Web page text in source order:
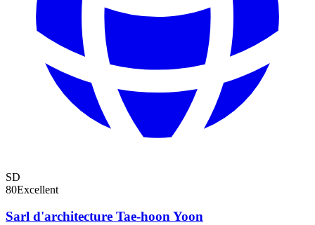
SD
80Excellent
Sarl d'architecture Tae-hoon Yoon